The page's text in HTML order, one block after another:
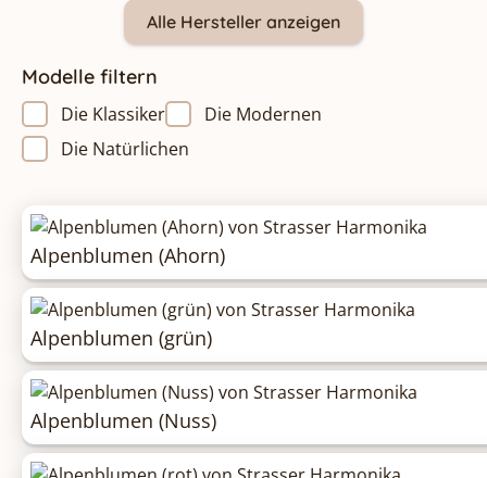
Alle Hersteller anzeigen
Modelle filtern
Die Klassiker
Die Modernen
Die Natürlichen
Alpenblumen (Ahorn)
Alpenblumen (grün)
Alpenblumen (Nuss)